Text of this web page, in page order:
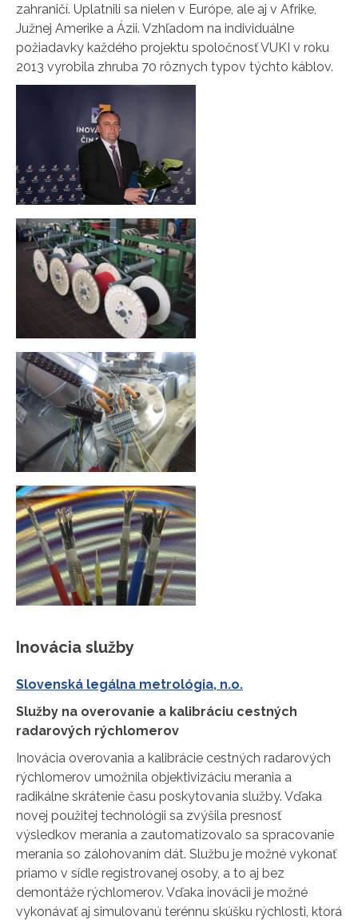
zahraničí. Uplatnili sa nielen v Európe, ale aj v Afrike,
Južnej Amerike a Ázii. Vzhľadom na individuálne
požiadavky každého projektu spoločnosť VUKI v roku
2013 vyrobila zhruba 70 rôznych typov týchto káblov.
Inovácia služby
Slovenská legálna metrológia, n.o.
Služby na overovanie a kalibráciu cestných
radarových rýchlomerov
Inovácia overovania a kalibrácie cestných radarových
rýchlomerov umožnila objektivizáciu merania a
radikálne skrátenie času poskytovania služby. Vďaka
novej použitej technológii sa zvýšila presnosť
výsledkov merania a zautomatizovalo sa spracovanie
merania so zálohovaním dát. Službu je možné vykonať
priamo v sídle registrovanej osoby, a to aj bez
demontáže rýchlomerov. Vďaka inovácii je možné
vykonávať aj simulovanú terénnu skúšku rýchlosti, ktorá